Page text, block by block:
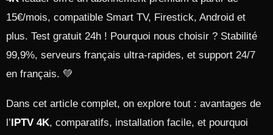
15€/mois, compatible Smart TV, Firestick, Android et
plus. Test gratuit 24h ! Pourquoi nous choisir ? Stabilité
99,9%, serveurs français ultra-rapides, et support 24/7
en français. 💚
Dans cet article complet, on explore tout : avantages de
l’IPTV 4K, comparatifs, installation facile, et pourquoi